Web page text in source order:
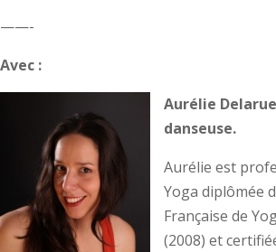
——-
Avec :
Aurélie
danseuse.
Aurélie est
Yoga diplômée
Française de
(2008) et